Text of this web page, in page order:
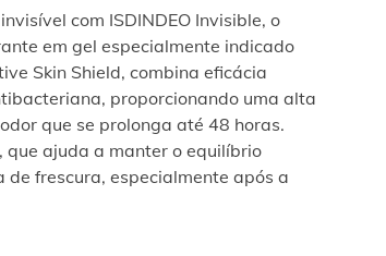
com ISDINDEO Invisible, o
em gel especialmente indicado
Skin Shield, combina eficácia
proporcionando uma alta
que se prolonga até 48 horas.
ajuda a manter o equilíbrio
de frescura, especialmente após a